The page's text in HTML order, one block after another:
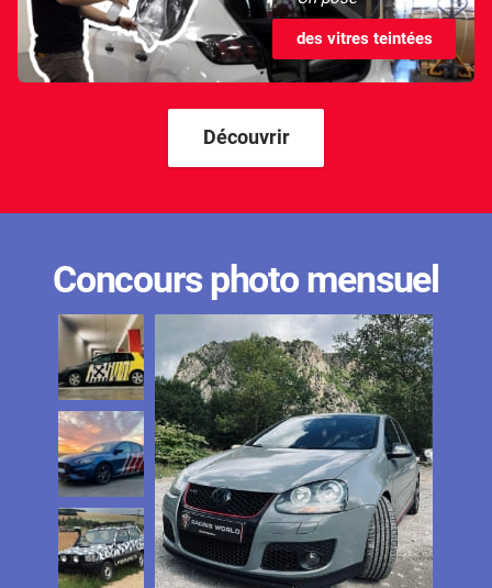
des vitres teintées
Découvrir
Concours photo mensuel